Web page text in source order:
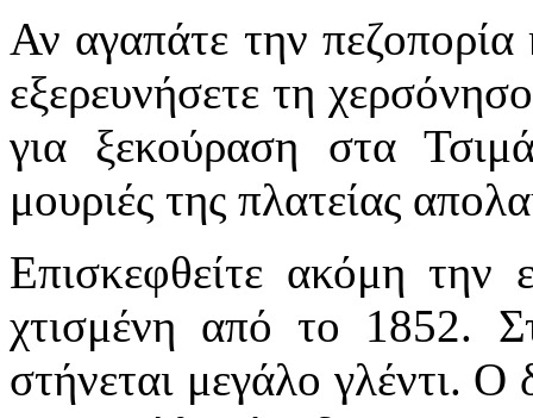
Αν αγαπάτε την πεζοπορία
εξερευνήσετε τη
για ξεκούραση στα
μουριές της πλατείας
Επισκεφθείτε ακόμη την
χτισμένη από το 1852.
στήνεται μεγάλο γλέντι. Ο